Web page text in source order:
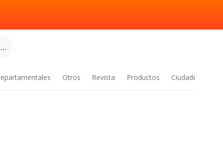
Otros Revista Productos Ciudades